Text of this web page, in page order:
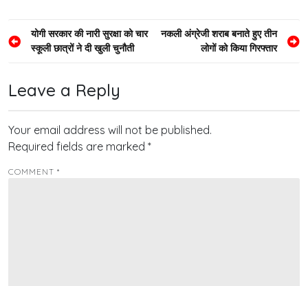
Post
navigation
योगी सरकार की नारी सुरक्षा को चार
स्कूली छात्रों ने दी खुली चुनौती
नकली अंग्रेजी शराब बनाते हुए तीन
लोगों को किया गिरफ्तार
Leave a Reply
Your email address will not be published.
Required fields are marked *
COMMENT *